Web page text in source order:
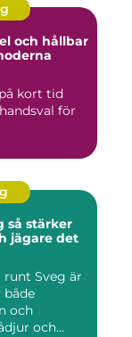
och hållbar
kort tid
för
jägare det
Sveg är
både
och
och